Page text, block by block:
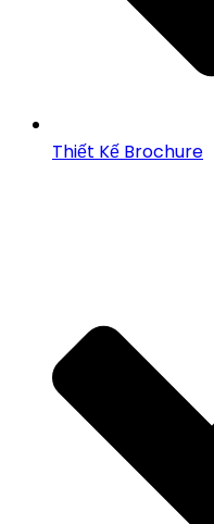
Thiết Kế Brochure